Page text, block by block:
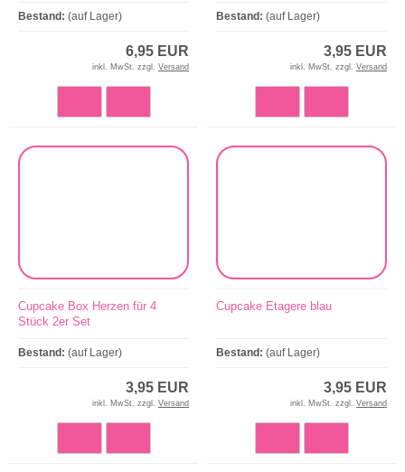
Bestand: (auf Lager)
6,95 EUR
inkl. MwSt. zzgl. Versand
Bestand: (auf Lager)
3,95 EUR
inkl. MwSt. zzgl. Versand
Cupcake Box Herzen für 4
Stück 2er Set
Bestand: (auf Lager)
3,95 EUR
inkl. MwSt. zzgl. Versand
Cupcake Etagere blau
Bestand: (auf Lager)
3,95 EUR
inkl. MwSt. zzgl. Versand